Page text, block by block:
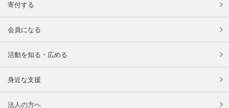
寄付する
会員になる
活動を知る・広める
身近な支援
法人の方へ